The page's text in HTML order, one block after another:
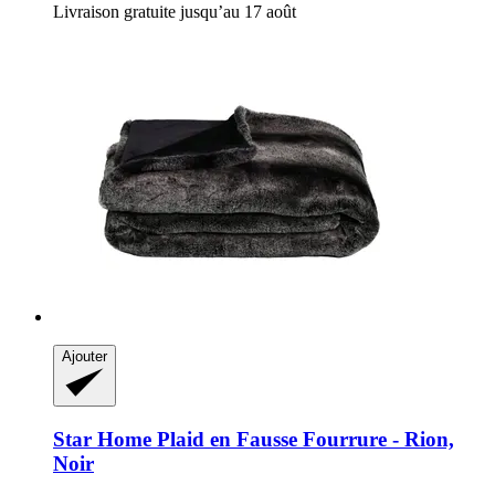
Livraison gratuite jusqu’au 17 août
Ajouter
Star Home Plaid en Fausse Fourrure -​ Rion,
Noir